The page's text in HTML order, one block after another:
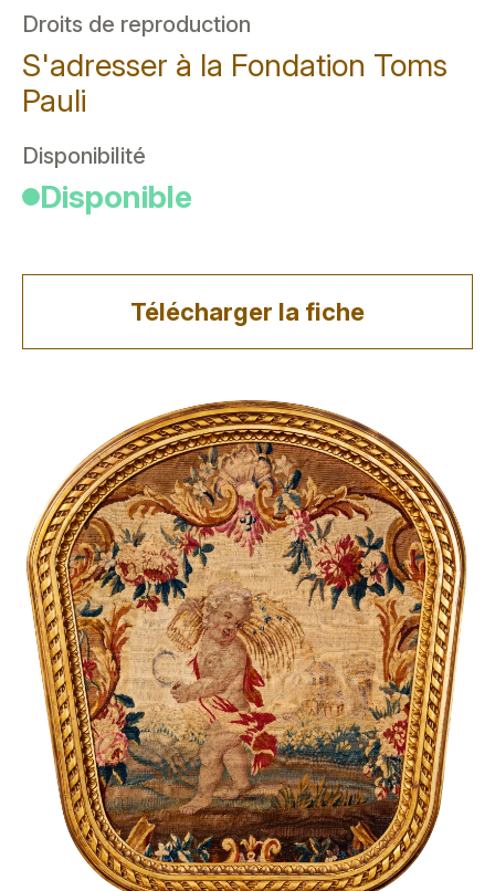
Droits de reproduction
S'adresser à la Fondation Toms
Pauli
Disponibilité
Disponible
Télécharger la fiche